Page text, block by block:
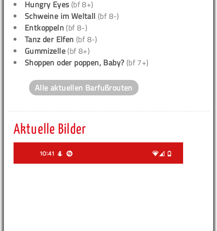
Hungry Eyes(bf 8+)
Schweine im Weltall (bf 8-)
Entkoppeln (bf 8-)
Tanz der Elfen (bf 8-)
Gummizelle (bf 8+)
Shoppen oder poppen, Baby? (bf 7+)
Alle aktuellen Barfußrouten
Aktuelle Bilder